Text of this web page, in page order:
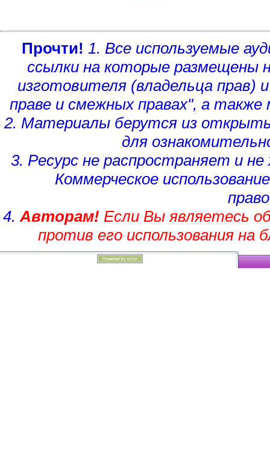
Прочти! 1. Все используемые
ссылки на которые размещены
изготовителя (владельца прав)
праве и смежных правах", а
2. Материалы берутся из
для
3. Ресурс не распространяет и
Коммерческое
4. Авторам!Если Вы являетесь
против его использования на